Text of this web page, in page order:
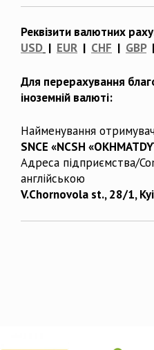
Реквізити валютних
USD | EUR | CHF | GBP|
Для перерахування
іноземній валюті:
Найменування
SNCE «NCSH
Адреса підприємства/
англійською
V.Chornovola st., 28/1,